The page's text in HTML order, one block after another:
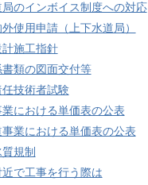
のインボイス制度への対応
使用申請（上下水道局）
施工指針
類の図面交付等
技術者試験
における単価表の公表
業における単価表の公表
規制
で工事を行う際は